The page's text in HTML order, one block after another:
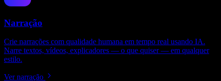
Narração
Crie narrações com qualidade humana em tempo real usando IA.
Narre textos, vídeos, explicadores — o que quiser — em qualquer
estilo.
Ver narração